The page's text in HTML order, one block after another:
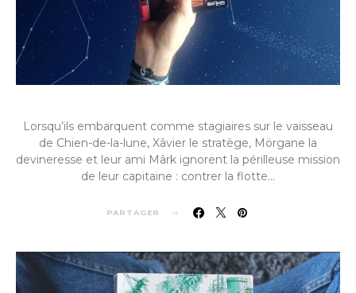
Lorsqu’ils embarquent comme stagiaires sur le vaisseau
de Chien-de-la-lune, Xâvier le stratège, Mörgane la
devineresse et leur ami Mârk ignorent la périlleuse mission
de leur capitaine : contrer la flotte…
PARTAGER